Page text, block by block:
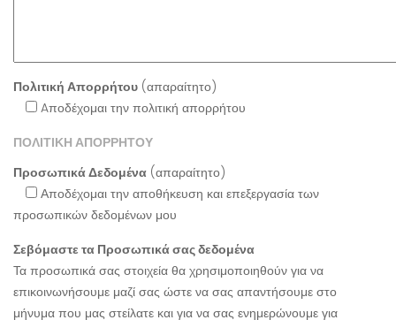
Πολιτική Απορρήτου (απαραίτητο)
Aποδέχομαι την πολιτική απορρήτου
ΠΟΛΙΤΙΚΗ ΑΠΟΡΡΗΤΟΥ
Προσωπικά Δεδομένα (απαραίτητο)
Αποδέχομαι την αποθήκευση και επεξεργασία των
προσωπικών δεδομένων μου
Σεβόμαστε τα Προσωπικά σας δεδομένα
Τα προσωπικά σας στοιχεία θα χρησιμοποιηθούν για να
επικοινωνήσουμε μαζί σας ώστε να σας απαντήσουμε στο
μήνυμα που μας στείλατε και για να σας ενημερώνουμε για